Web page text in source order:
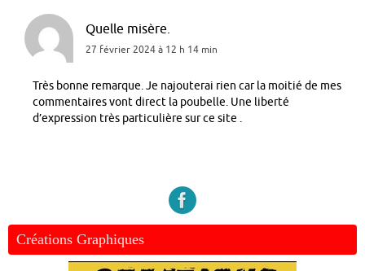
Quelle misère.
27 février 2024 à 12 h 14 min
Très bonne remarque. Je najouterai rien car la moitié de mes
commentaires vont direct la poubelle. Une liberté
d’expression très particulière sur ce site .
Créations Graphiques